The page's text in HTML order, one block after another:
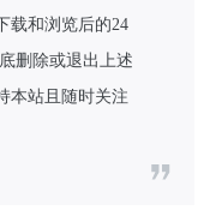
载和浏览后的24
删除或退出上述
本站且随时关注